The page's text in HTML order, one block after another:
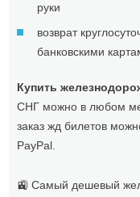
руки
возврат
банковскими
Купить
СНГ можно в любом
заказ жд билетов
PayPal.
🚉 Самый дешевый